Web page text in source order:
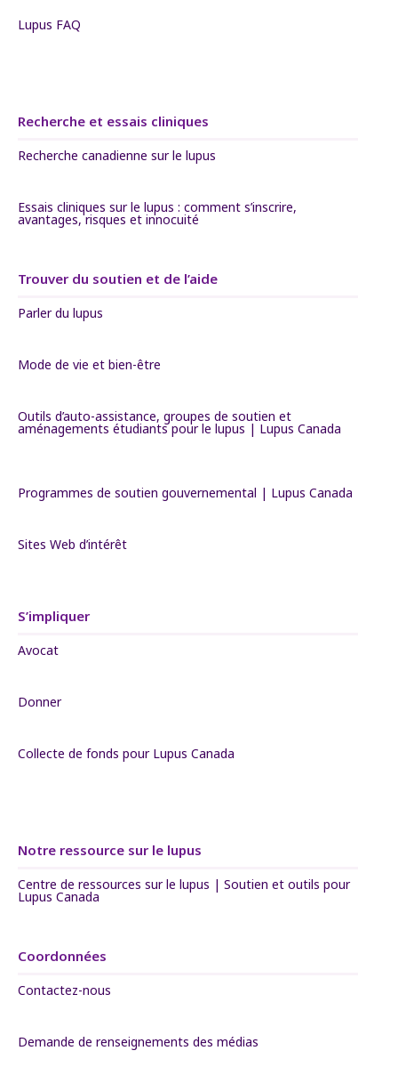
Lupus FAQ
Recherche et essais cliniques
Recherche canadienne sur le lupus
Essais cliniques sur le lupus : comment s’inscrire,
avantages, risques et innocuité
Trouver du soutien et de l’aide
Parler du lupus
Mode de vie et bien-être
Outils d’auto-assistance, groupes de soutien et
aménagements étudiants pour le lupus | Lupus Canada
Programmes de soutien gouvernemental | Lupus Canada
Sites Web d’intérêt
S’impliquer
Avocat
Donner
Collecte de fonds pour Lupus Canada
Notre ressource sur le lupus
Centre de ressources sur le lupus | Soutien et outils pour
Lupus Canada
Coordonnées
Contactez-nous
Demande de renseignements des médias